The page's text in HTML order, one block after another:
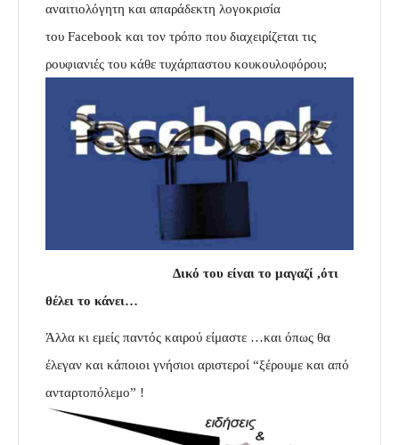
αναιτιολόγητη και απαράδεκτη λογοκρισία
του Facebook και τον τρόπο που διαχειρίζεται τις
ρουφιανιές του κάθε τυχάρπαστου κουκουλοφόρου;
Δικό του είναι το μαγαζί ,ότι
θέλει το κάνει…
Άλλα κι εμείς παντός καιρού είμαστε …και όπως θα
έλεγαν και κάποιοι γνήσιοι αριστεροί “ξέρουμε και από
ανταρτοπόλεμο” !